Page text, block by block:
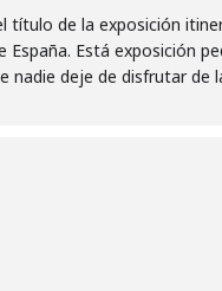
título de la exposición
Está exposición
nadie deje de disfrutar de